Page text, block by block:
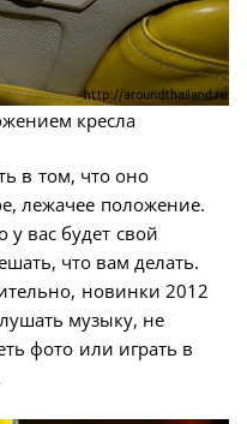
кресла
в том, что оно
лежачее положение.
у вас будет свой
что вам делать.
новинки 2012
музыку, не
фото или играть в